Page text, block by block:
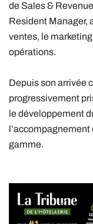
de Sales &
Resident Manager,
ventes, le
opérations.
Depuis son arrivée
progressivement
le développement
gamme.